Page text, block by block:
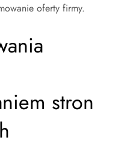
oferty firmy.
stron